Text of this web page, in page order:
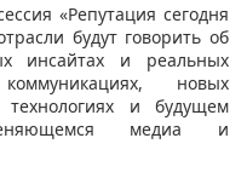
«Репутация сегодня
будут говорить об
инсайтах и реальных
новых
и будущем
медиа и